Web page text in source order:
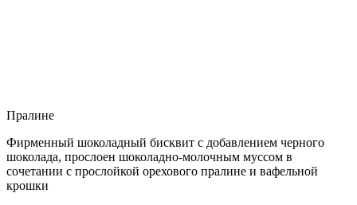
Пралине
Фирменный шоколадный бисквит с добавлением черного
шоколада, прослоен шоколадно-молочным муссом в
сочетании с прослойкой орехового пралине и вафельной
крошки